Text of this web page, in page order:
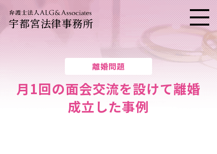
宇都宮法律事務所 メニ
離婚問題
月1回の面会交流を設けて離婚
成立した事例